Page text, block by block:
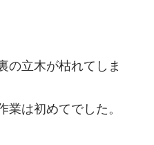
の立木が枯れてしま
業は初めてでした。